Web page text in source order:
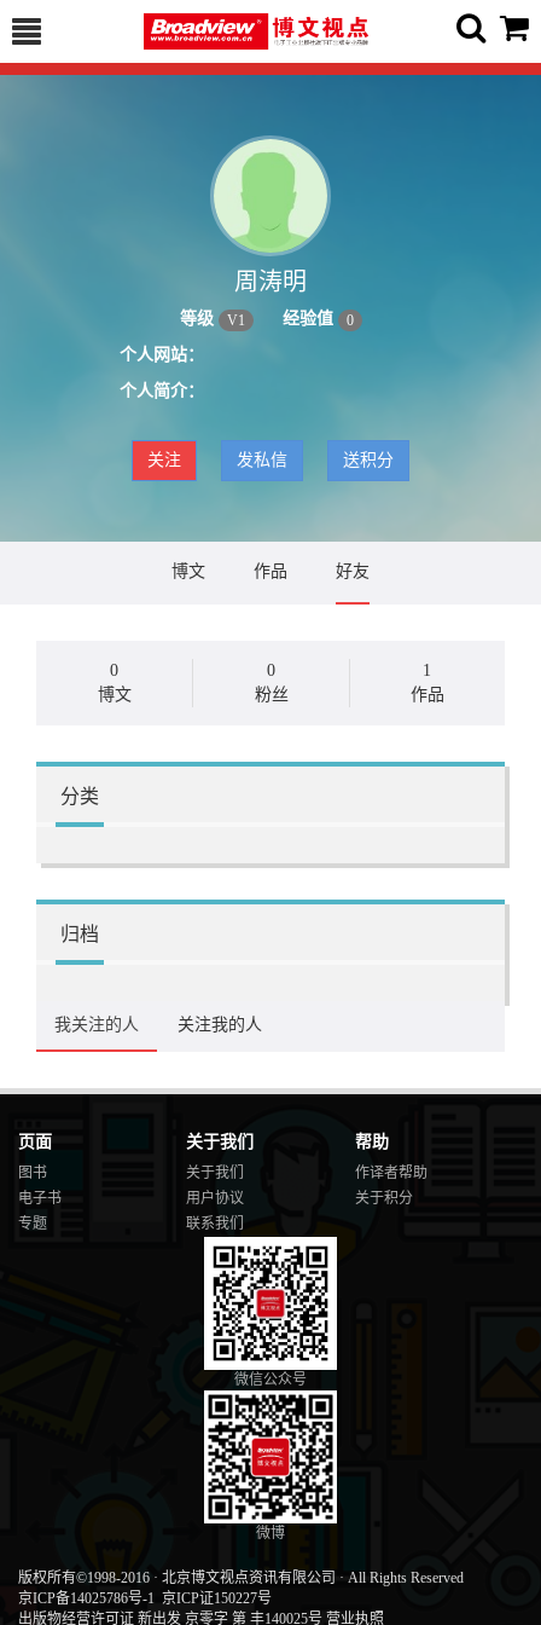
周涛明
等级 V1 经验值 0
个人网站：
个人简介：
关注 发私信 送积分
博文 作品 好友
0
博文
0
粉丝
1
作品
分类
归档
我关注的人 关注我的人
页面
图书
电子书
专题
关于我们
关于我们
用户协议
联系我们
帮助
作译者帮助
关于积分
微信公众号
微博
版权所有©1998-2016 · 北京博文视点资讯有限公司 · All Rights Reserved
京ICP备14025786号-1 京ICP证150227号
出版物经营许可证 新出发 京零字 第 丰140025号 营业执照